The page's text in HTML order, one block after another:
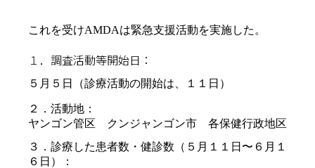
これを受けAMDAは緊急支援活動を実施した。
１．調査活動等開始日：
５月５日（診療活動の開始は、１１日）
２．活動地：
ヤンゴン管区 クンジャンゴン市 各保健行政地区
３．診療した患者数・健診数（５月１１日〜６月１
６日）：